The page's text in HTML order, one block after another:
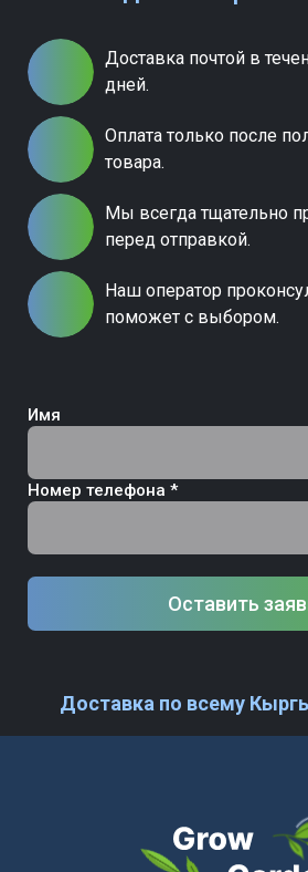
Доставка почтой в
дней.
Оплата только после
товара.
Мы всегда тщательно
перед отправкой.
Наш оператор
поможет с выбором.
Имя
Номер телефона *
Оставить
Доставка по всему